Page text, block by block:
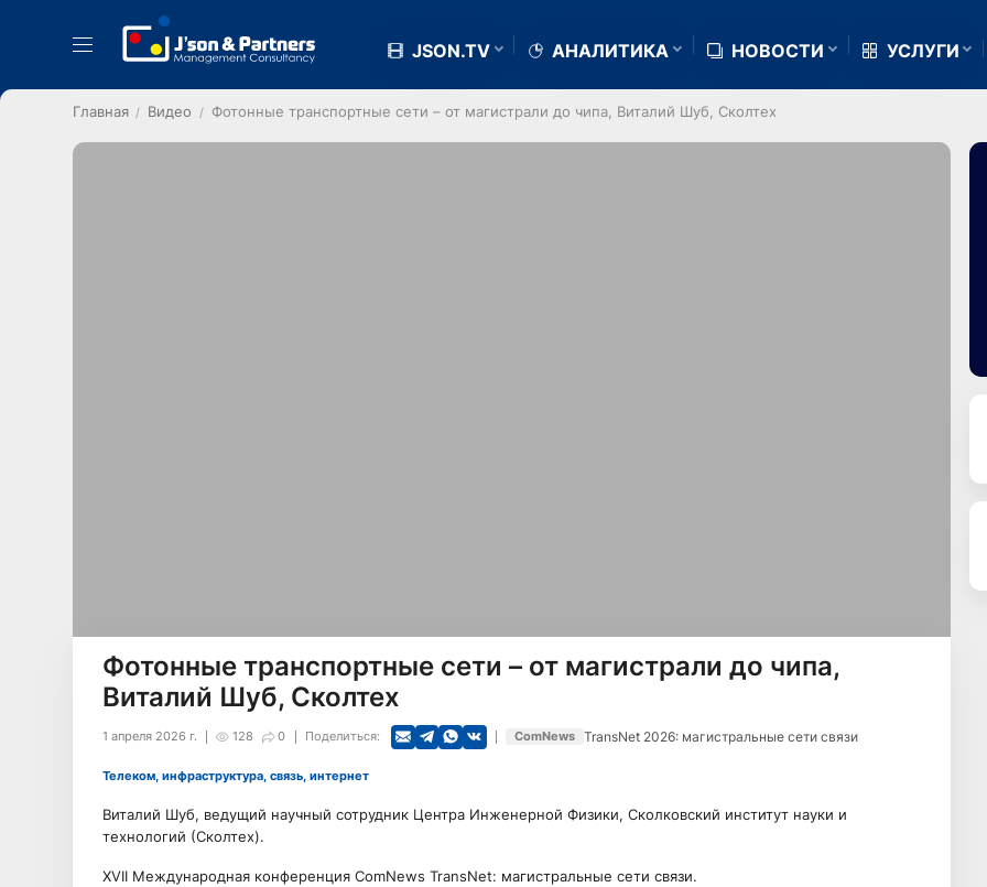
JSON.TV АНАЛИТИКА НОВОСТИ УСЛУГИ
Главная Видео Фотонные транспортные сети – от магистрали до чипа, Виталий Шуб, Сколтех
Фотонные транспортные сети – от магистрали до чипа,
Виталий Шуб, Сколтех
128 0
1 апреля 2026 г. Поделиться: ComNews TransNet 2026: магистральные сети связи
Телеком, инфраструктура, связь, интернет
Виталий Шуб, ведущий научный сотрудник Центра Инженерной Физики, Сколковский институт науки и
технологий (Сколтех).
XVII Международная конференция ComNews TransNet: магистральные сети связи.